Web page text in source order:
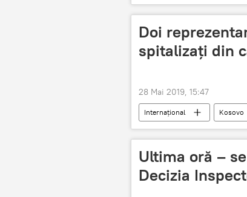
Alegerile europarlamentare
Doi
spitalizați din
28 Mai 2019, 15:47
Internaţional Kosovo
Ultima oră –
Decizia